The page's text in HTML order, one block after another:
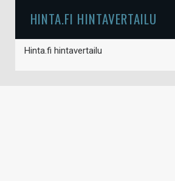
HINTA.FI HINTAVERTAILU
Hinta.fi hintavertailu